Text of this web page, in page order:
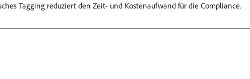
Tagging reduziert den Zeit- und Kostenaufwand für die Compliance.